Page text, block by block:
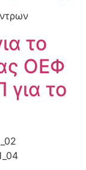
το
ΟΕΦ
το